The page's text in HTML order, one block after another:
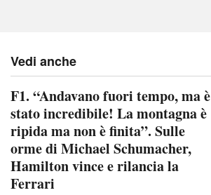
Vedi anche
F1. “Andavano fuori tempo, ma è
stato incredibile! La montagna è
ripida ma non è finita”. Sulle
orme di Michael Schumacher,
Hamilton vince e rilancia la
Ferrari